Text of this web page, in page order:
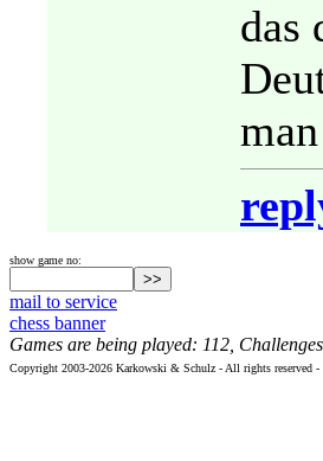
das
show game no:
mail to service
chess banner
Games are being played: 112,
Copyright 2003-2026 Karkowski & Schulz - All rights reserved -